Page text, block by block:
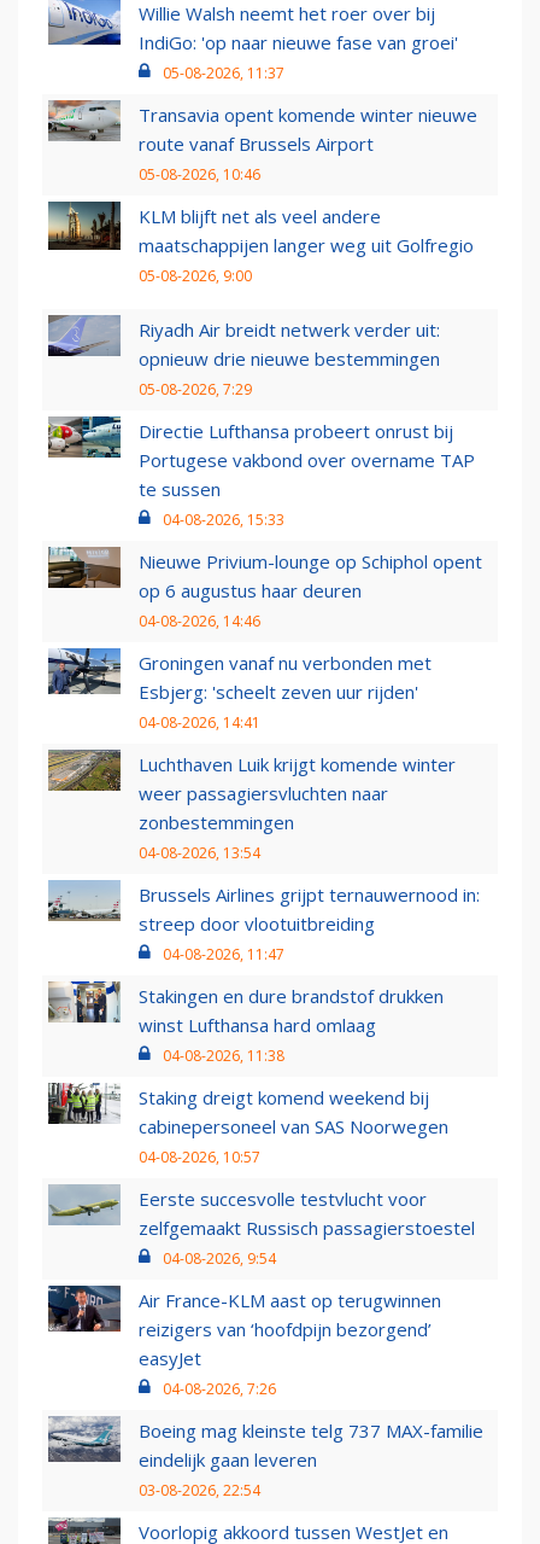
Willie Walsh neemt het roer over bij
IndiGo: 'op naar nieuwe fase van groei'
05-08-2026, 11:37
Transavia opent komende winter nieuwe
route vanaf Brussels Airport
05-08-2026, 10:46
KLM blijft net als veel andere
maatschappijen langer weg uit Golfregio
05-08-2026, 9:00
Riyadh Air breidt netwerk verder uit:
opnieuw drie nieuwe bestemmingen
05-08-2026, 7:29
Directie Lufthansa probeert onrust bij
Portugese vakbond over overname TAP
te sussen
04-08-2026, 15:33
Nieuwe Privium-lounge op Schiphol opent
op 6 augustus haar deuren
04-08-2026, 14:46
Groningen vanaf nu verbonden met
Esbjerg: 'scheelt zeven uur rijden'
04-08-2026, 14:41
Luchthaven Luik krijgt komende winter
weer passagiersvluchten naar
zonbestemmingen
04-08-2026, 13:54
Brussels Airlines grijpt ternauwernood in:
streep door vlootuitbreiding
04-08-2026, 11:47
Stakingen en dure brandstof drukken
winst Lufthansa hard omlaag
04-08-2026, 11:38
Staking dreigt komend weekend bij
cabinepersoneel van SAS Noorwegen
04-08-2026, 10:57
Eerste succesvolle testvlucht voor
zelfgemaakt Russisch passagierstoestel
04-08-2026, 9:54
Air France-KLM aast op terugwinnen
reizigers van ‘hoofdpijn bezorgend’
easyJet
04-08-2026, 7:26
Boeing mag kleinste telg 737 MAX-familie
eindelijk gaan leveren
03-08-2026, 22:54
Voorlopig akkoord tussen WestJet en